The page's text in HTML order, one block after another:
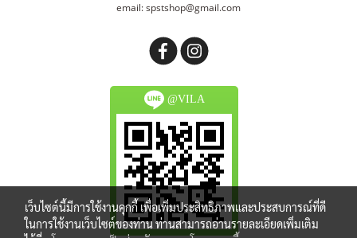
email: spstshop@gmail.com
@VILA
เว็บไซต์นี้มีการใช้งานคุกกี้ เพื่อเพิ่มประสิทธิภาพและประสบการณ์ที่ดี
ในการใช้งานเว็บไซต์ของท่าน ท่านสามารถอ่านรายละเอียดเพิ่มเติม